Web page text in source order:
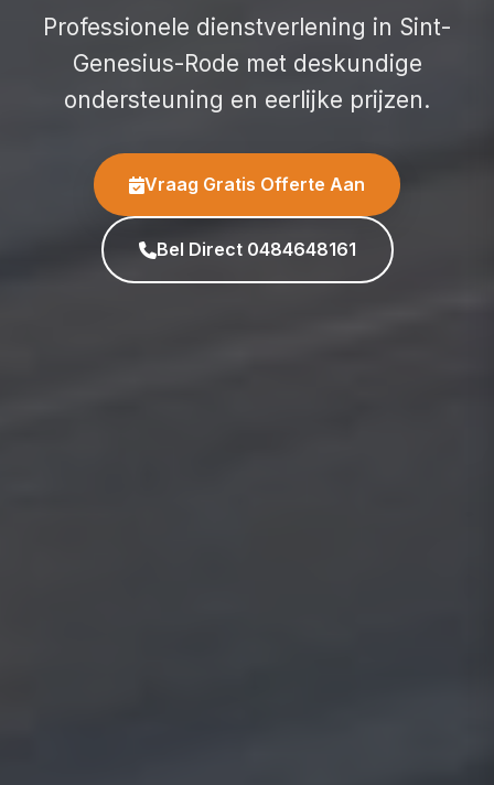
Professionele dienstverlening in Sint-
Genesius-Rode met deskundige
ondersteuning en eerlijke prijzen.
Vraag Gratis Offerte Aan
Bel Direct 0484648161